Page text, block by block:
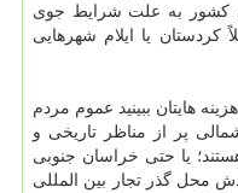
كشور به علت شرایط جوی
كردستان یا ایلام شهرهایی
هایتان ببینید عموم مردم
پر از مناظر تاریخی و
یا حتی خراسان جنوبی
محل گذر تجار بین المللی